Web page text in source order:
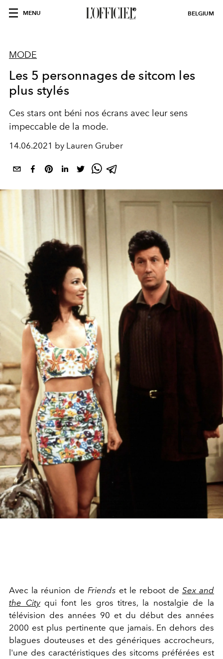
MENU BELGIUM
MODE
Les 5 personnages de sitcom les
plus stylés
Ces stars ont béni nos écrans avec leur sens
impeccable de la mode.
14.06.2021 by Lauren Gruber
Avec la réunion de Friends et le reboot de Sex and
the Cityqui font les gros titres, la nostalgie de la
télévision des années 90 et du début des années
2000 est plus pertinente que jamais. En dehors des
blagues douteuses et des génériques accrocheurs,
l'une des caractéristiques des sitcoms préférées est